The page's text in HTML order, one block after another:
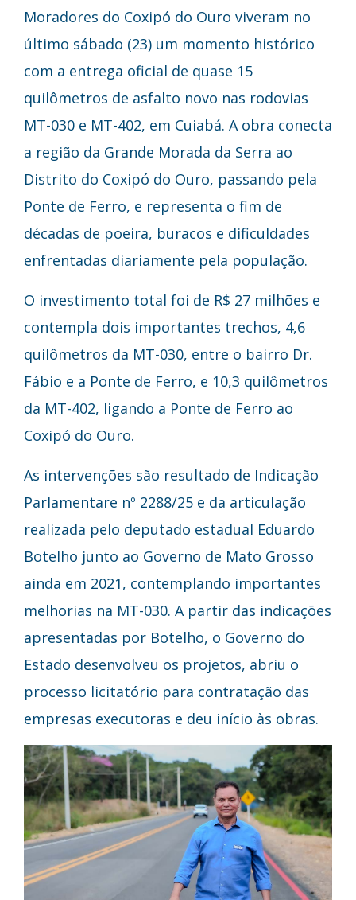
Moradores do Coxipó do Ouro viveram no
último sábado (23) um momento histórico
com a entrega oficial de quase 15
quilômetros de asfalto novo nas rodovias
MT-030 e MT-402, em Cuiabá. A obra conecta
a região da Grande Morada da Serra ao
Distrito do Coxipó do Ouro, passando pela
Ponte de Ferro, e representa o fim de
décadas de poeira, buracos e dificuldades
enfrentadas diariamente pela população.
O investimento total foi de R$ 27 milhões e
contempla dois importantes trechos, 4,6
quilômetros da MT-030, entre o bairro Dr.
Fábio e a Ponte de Ferro, e 10,3 quilômetros
da MT-402, ligando a Ponte de Ferro ao
Coxipó do Ouro.
As intervenções são resultado de Indicação
Parlamentare nº 2288/25 e da articulação
realizada pelo deputado estadual Eduardo
Botelho junto ao Governo de Mato Grosso
ainda em 2021, contemplando importantes
melhorias na MT-030. A partir das indicações
apresentadas por Botelho, o Governo do
Estado desenvolveu os projetos, abriu o
processo licitatório para contratação das
empresas executoras e deu início às obras.